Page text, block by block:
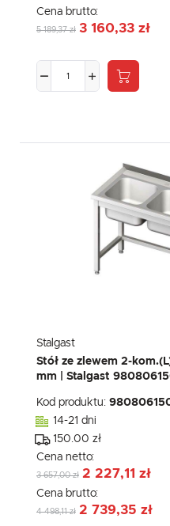
Cena brutto:
5 189,37 zł 3 160,33 zł
Stalgast
Stół ze zlewem 2-
mm | Stalgast
Kod produktu:
14-21 dni
150.00 zł
Cena netto:
3 657,00 zł 2 227,11 zł
Cena brutto:
4 498,11 zł 2 739,35 zł